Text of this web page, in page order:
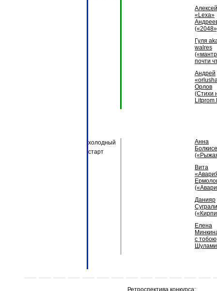
Алексей
«Lexa»
Гуля
walres
почти
Андрей
Орлов
(Стихи
холодный
старт
Анна
Вита
Данияр
Елена
с
Ретроспектива конкурса: